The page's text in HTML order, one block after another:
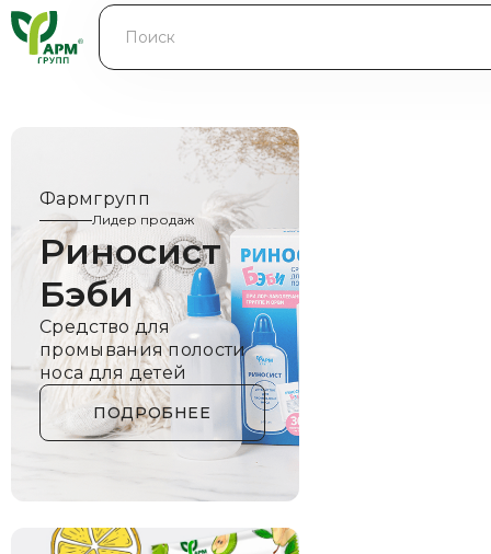
КОНТАКТЫ
Фармгрупп
Лидер продаж
Риносист
Бэби
Средство для
промывания полости
носа для детей
ПОДРОБНЕЕ